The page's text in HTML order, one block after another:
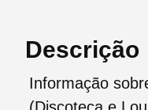
Descrição
Informação